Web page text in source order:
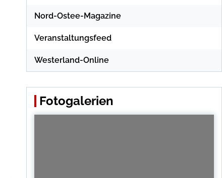
Nord-Ostee-Magazine
Veranstaltungsfeed
Westerland-Online
Fotogalerien